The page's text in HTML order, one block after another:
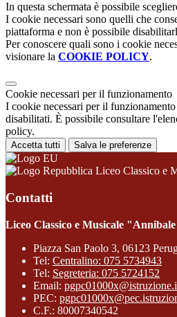
In questa schermata è possibile
I cookie necessari sono quelli che
piattaforma e non è possibile
Per conoscere quali sono i cookie
visionare la COOKIE POLICY.
Cookie necessari per il funzionamento
I cookie necessari per il funzionamento
disabilitati. È possibile consultare
policy.
Accetta tutti Salva le preferenze
Liceo Classico e
Contatti
Liceo Classico e Musicale
Piazza San Paolo 3, 06123
Tel: Centralino: 075 5734943
Tel: Segreteria: 075 5724152
Email:
PEC:
C.F.: 80007340542